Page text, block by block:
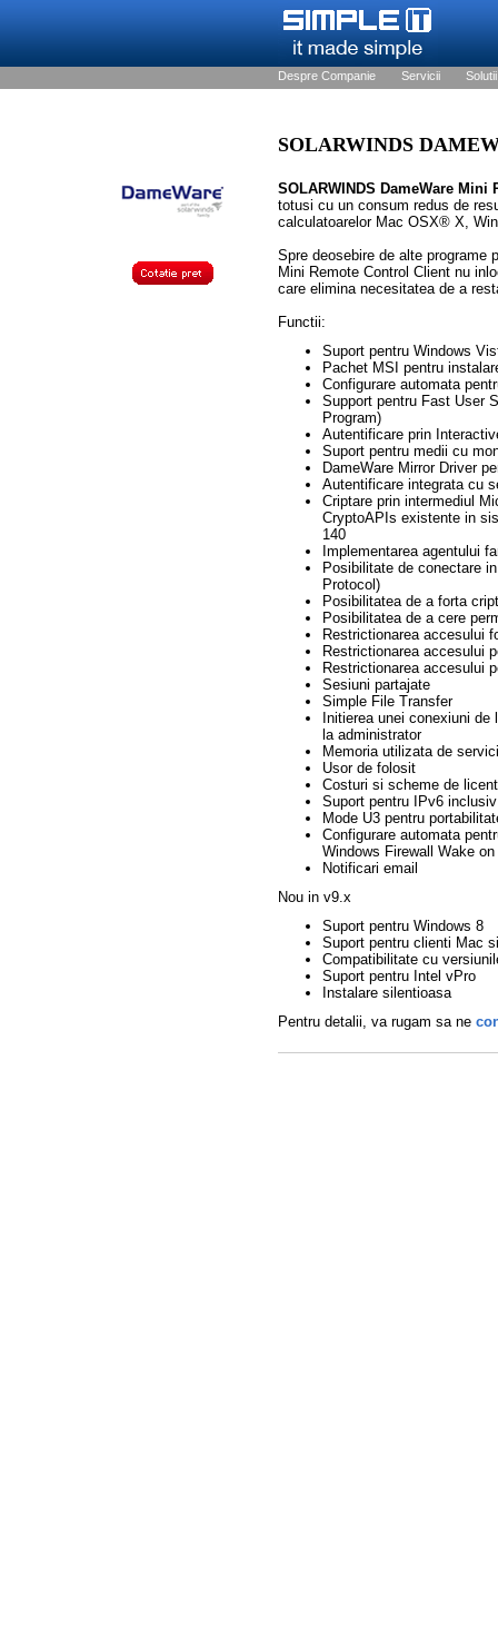
Despre Companie Servicii Solutii
SOLARWINDS
SOLARWINDS DameWare Mini
totusi cu un consum redus de
calculatoarelor Mac OSX® X,
Spre deosebire de alte programe
Mini Remote Control Client nu
care elimina necesitatea de a
Functii:
Suport pentru Windows
Pachet MSI pentru
Configurare automata
Support pentru Fast User
Program)
Autentificare prin
Suport pentru medii cu
DameWare Mirror Driver
Autentificare integrata cu
Criptare prin intermediul
CryptoAPIs existente in
140
Implementarea agentului
Posibilitate de conectare
Protocol)
Posibilitatea de a forta
Posibilitatea de a cere
Restrictionarea accesului
Restrictionarea accesului
Restrictionarea accesului
Sesiuni partajate
Simple File Transfer
Initierea unei conexiuni
la administrator
Memoria utilizata de
Usor de folosit
Costuri si scheme de
Suport pentru IPv6
Mode U3 pentru
Configurare automata
Windows Firewall Wake on
Notificari email
Nou in v9.x
Suport pentru Windows 8
Suport pentru clienti Mac
Compatibilitate cu
Suport pentru Intel vPro
Instalare silentioasa
Pentru detalii, va rugam sa ne